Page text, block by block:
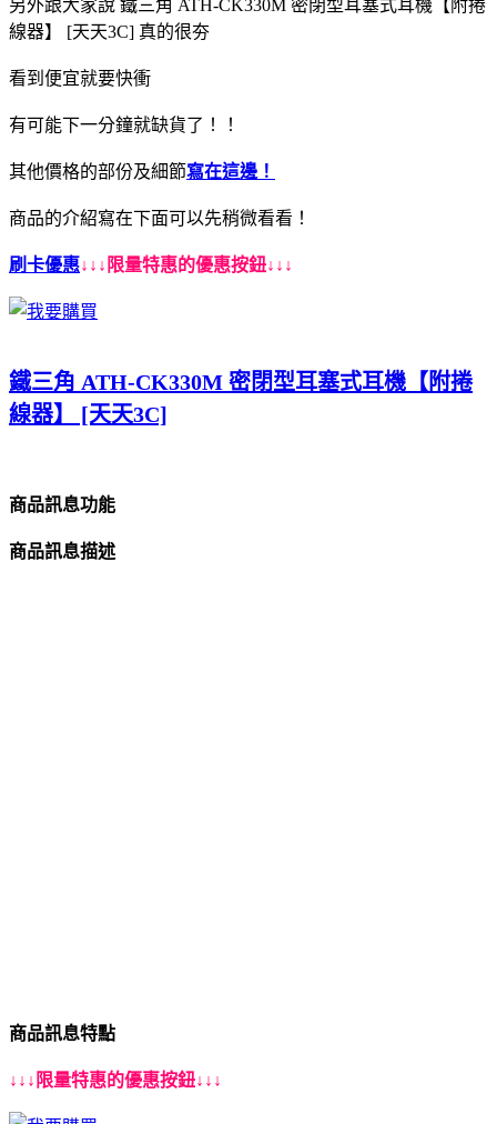
另外跟大家說 鐵三角 ATH-CK330M 密閉型耳塞式耳機【附捲
線器】 [天天3C] 真的很夯
看到便宜就要快衝
有可能下一分鐘就缺貨了！！
其他價格的部份及細節寫在這邊！
商品的介紹寫在下面可以先稍微看看！
刷卡優惠↓↓↓限量特惠的優惠按鈕↓↓↓
鐵三角 ATH-CK330M 密閉型耳塞式耳機【附捲
線器】 [天天3C]
商品訊息功能
商品訊息描述
商品訊息特點
↓↓↓限量特惠的優惠按鈕↓↓↓